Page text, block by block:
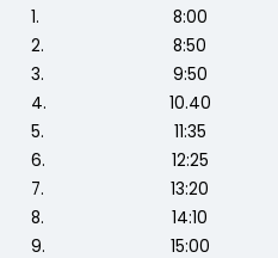
1.
8:00
2.
8:50
3.
9:50
4.
10.40
5.
11:35
6.
12:25
7.
13:20
8.
14:10
9.
15:00